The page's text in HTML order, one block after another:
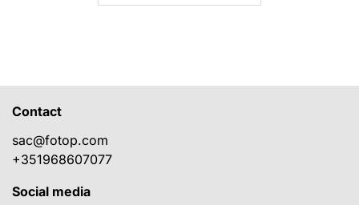
Contact
sac@fotop.com
+351968607077
Social media